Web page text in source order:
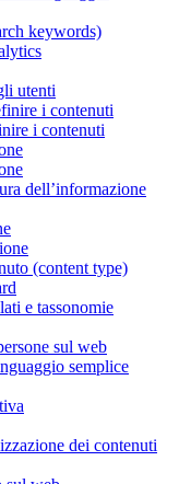
keywords)
utenti
i contenuti
i contenuti
dell’informazione
(content type)
e tassonomie
sul web
semplice
dei contenuti